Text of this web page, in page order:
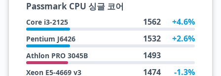
Passmark CPU 싱글 코어
Core i3-2125 1562 +4.6%
Pentium J6426 1532 +2.6%
Athlon PRO 3045B 1493
Xeon E5-4669 v3 1474 -1.3%